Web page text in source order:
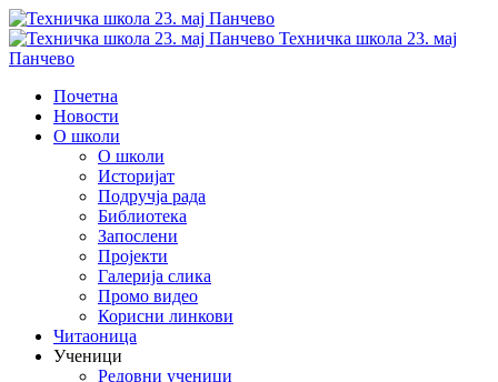
Техничка школа 23. мај
Панчево
Почетна
Новости
О школи
О школи
Историјат
Подручја рада
Библиотека
Запослени
Пројекти
Галерија слика
Промо видео
Корисни линкови
Читаоница
Ученици
Редовни ученици